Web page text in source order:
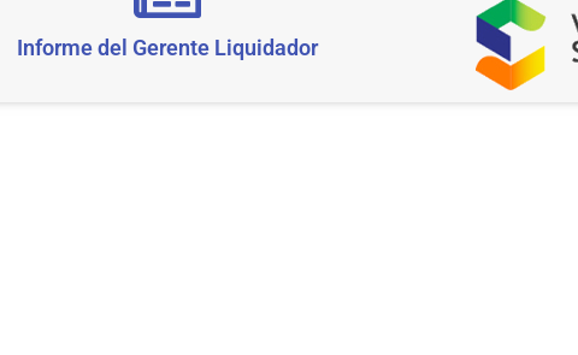
Informe del Gerente Liquidador